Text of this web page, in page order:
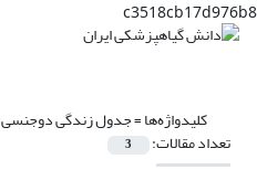
c3518cb17d976b8
کلیدواژه‌ها =جدول زندگی دوجنسی
تعداد مقالات: 3